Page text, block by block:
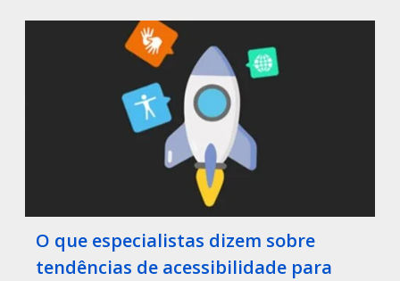
O que especialistas dizem sobre
tendências de acessibilidade para